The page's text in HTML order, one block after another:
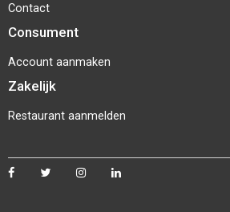
Contact
Consument
Account aanmaken
Zakelijk
Restaurant aanmelden